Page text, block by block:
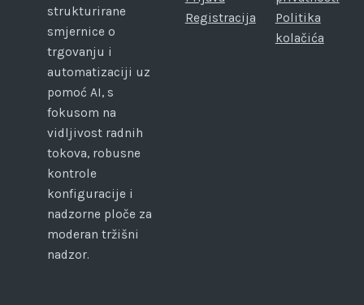
strukturirane
smjernice o
trgovanju i
automatizaciji uz
pomoć AI, s
fokusom na
vidljivost radnih
tokova, robusne
kontrole
konfiguracije i
nadzorne ploče za
moderan tržišni
nadzor.
Registracija
Politika
kolačića